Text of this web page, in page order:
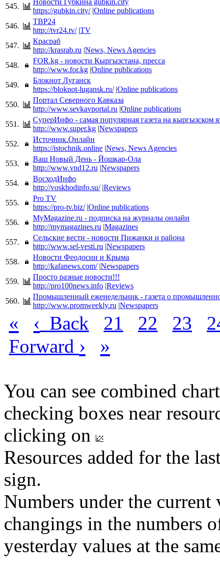
545.
https://gubkin.city/ |Online publications
546.
ТВР24
http://tvr24.tv/ |TV
547.
Красраб
http://krasrab.ru |News, News Agencies
548.
FOR.kg - новости Кыргызстана, пресса
http://www.for.kg |Online publications
549.
Блокнот Луганск
https://bloknot-lugansk.ru/ |Online publications
550.
Портал Северного Кавказа
http://www.sevkavportal.ru |Online publications
551.
СуперИнфо - самая популярная газета на кыргызском
http://www.super.kg |Newspapers
552.
Источник.Онлайн
https://istochnik.online |News, News Agencies
553.
Ваш Новый День - Йошкар-Ола
http://www.vnd12.ru |Newspapers
554.
ВосходИнфо
http://voskhodinfo.su/ |Reviews
555.
Pro TV
https://pro-tv.biz/ |Online publications
556.
MyMagazine.ru - подписка на журналы онлайн
http://mymagazines.ru |Magazines
557.
Сельские вести - новости Пижанки и района
http://www.sel-vesti.ru |Newspapers
558.
Новости Феодосии и Крыма
http://kafanews.com/ |Newspapers
559.
Просто разные новости!!!
http://pro100news.info |Reviews
560.
Промышленный еженедельник - газета о
http://www.promweekly.ru |Newspapers
« ‹ Back 21 22 23
Forward › »
You can see combined
checking boxes near
clicking on
Resources added for the
sign.
Numbers under the
changings in the numbers
yesterday values at the